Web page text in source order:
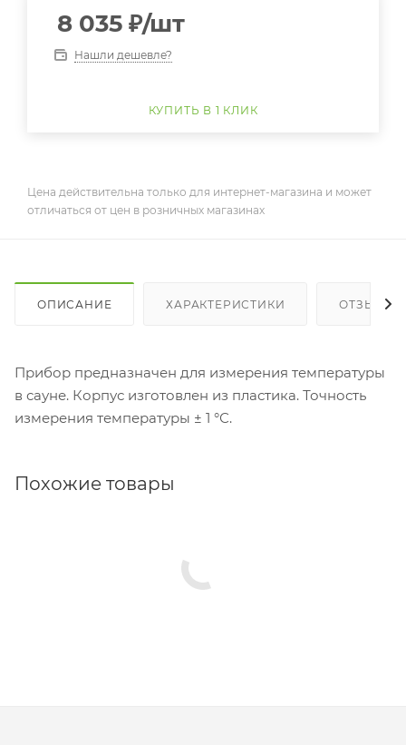
8 035 ₽/шт
Нашли дешевле?
КУПИТЬ В 1 КЛИК
Цена действительна только для интернет-магазина и может
отличаться от цен в розничных магазинах
ОПИСАНИЕ ХАРАКТЕРИСТИКИ ОТЗЫВЫ
Прибор предназначен для измерения температуры
в сауне. Корпус изготовлен из пластика. Точность
измерения температуры ± 1 °С.
Похожие товары